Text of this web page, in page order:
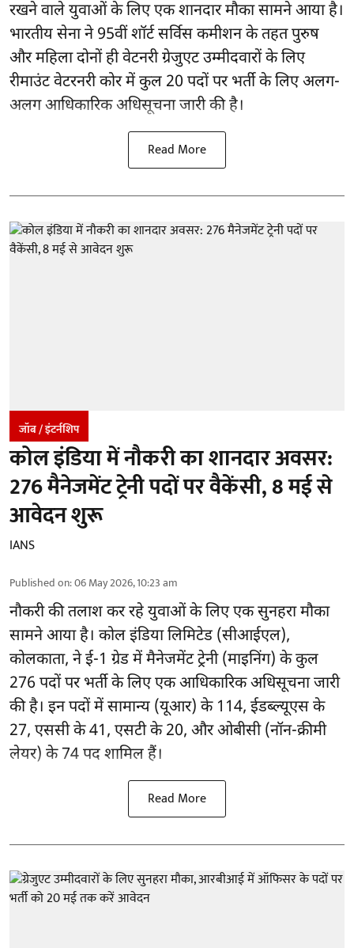
रखने वाले युवाओं के लिए एक शानदार मौका सामने आया है।
भारतीय सेना ने 95वीं शॉर्ट सर्विस कमीशन के तहत पुरुष
और महिला दोनों ही वेटनरी ग्रेजुएट उम्मीदवारों के लिए
रीमाउंट वेटरनरी कोर में कुल 20 पदों पर भर्ती के लिए अलग-
अलग आधिकारिक अधिसूचना जारी की है।
Read More
जॉब / इंटर्नशिप
कोल इंडिया में नौकरी का शानदार अवसर:
276 मैनेजमेंट ट्रेनी पदों पर वैकेंसी, 8 मई से
आवेदन शुरू
IANS
Published on:06 May 2026, 10:23 am
नौकरी की तलाश कर रहे युवाओं के लिए एक सुनहरा मौका
सामने आया है। कोल इंडिया लिमिटेड (सीआईएल),
कोलकाता, ने ई-1 ग्रेड में मैनेजमेंट ट्रेनी (माइनिंग) के कुल
276 पदों पर भर्ती के लिए एक आधिकारिक अधिसूचना जारी
की है। इन पदों में सामान्य (यूआर) के 114, ईडब्ल्यूएस के
27, एससी के 41, एसटी के 20, और ओबीसी (नॉन-क्रीमी
लेयर) के 74 पद शामिल हैं।
Read More